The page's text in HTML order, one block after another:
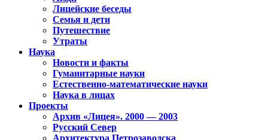
Лицейские беседы
Семья и дети
Путешествие
Утраты
Наука
Новости и факты
Гуманитарные науки
Естественно-математические науки
Наука в лицах
Проекты
Архив «Лицея». 2000 — 2003
Русский Север